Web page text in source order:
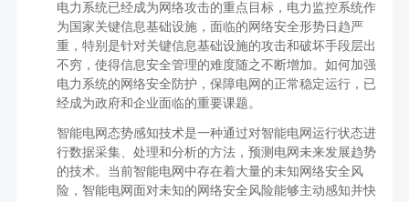
电力系统已经成为网络攻击的重点目标，电力监控系统作
为国家关键信息基础设施，面临的网络安全形势日趋严
重，特别是针对关键信息基础设施的攻击和破坏手段层出
不穷，使得信息安全管理的难度随之不断增加。如何加强
电力系统的网络安全防护，保障电网的正常稳定运行，已
经成为政府和企业面临的重要课题。
智能电网态势感知技术是一种通过对智能电网运行状态进
行数据采集、处理和分析的方法，预测电网未来发展趋势
的技术。当前智能电网中存在着大量的未知网络安全风
险，智能电网面对未知的网络安全风险能够主动感知并快